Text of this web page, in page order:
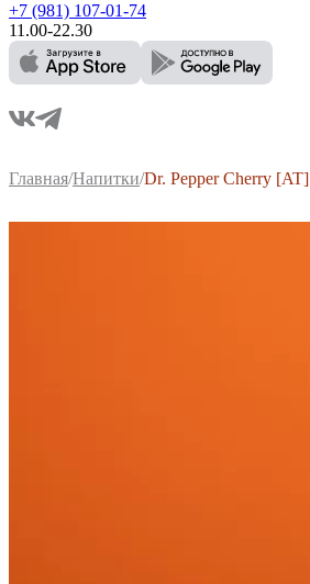
+7 (981) 107-01-74
11.00-22.30
Главная/Напитки/Dr. Pepper Cherry [AT]